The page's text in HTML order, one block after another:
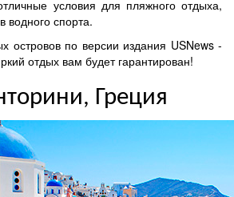
условия для пляжного отдыха,
водного спорта.
островов по версии издания USNews -
отдых вам будет гарантирован!
Греция